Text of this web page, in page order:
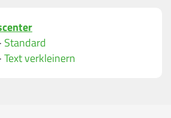
Standard
Text verkleinern
eine gültige E-Mail-Adresse ein.